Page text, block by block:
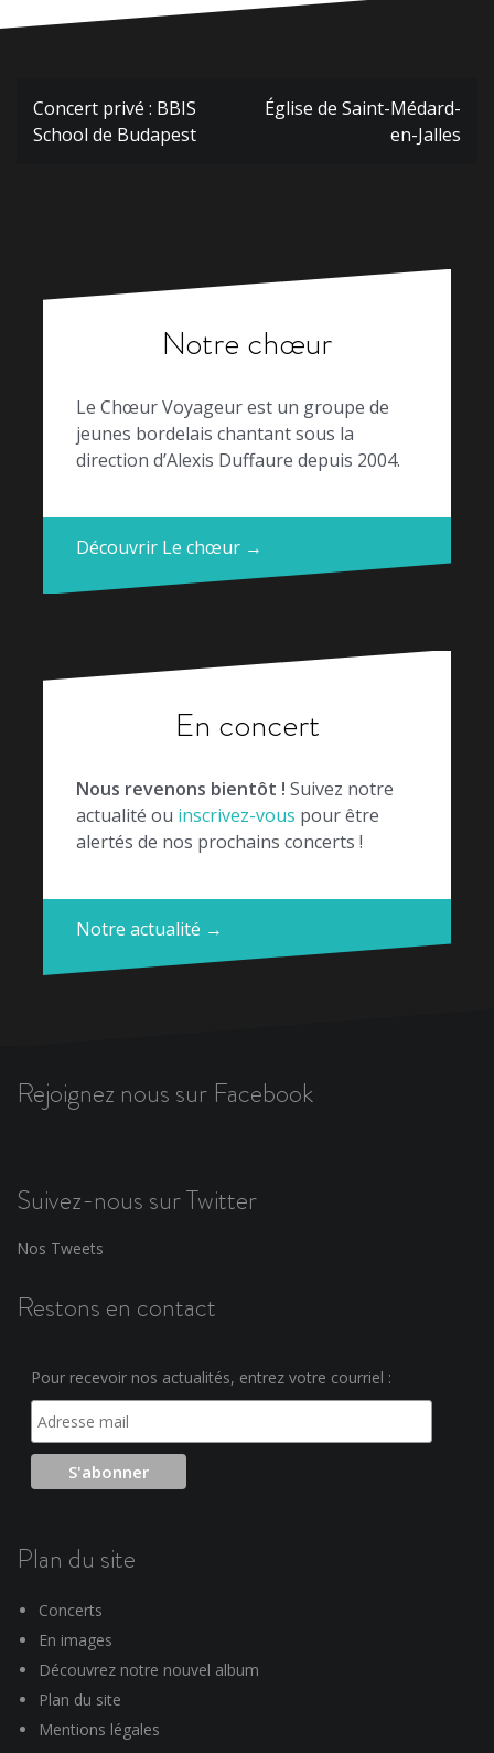
Navigation
de
Concert privé : BBIS
School de Budapest
Église de Saint-Médard-
en-Jalles
Notre chœur
Le Chœur Voyageur est un groupe de
jeunes bordelais chantant sous la
direction d’Alexis Duffaure depuis 2004.
Découvrir Le chœur →
En concert
Nous revenons bientôt ! Suivez notre
actualité ou inscrivez-vous pour être
alertés de nos prochains concerts !
Notre actualité →
Rejoignez nous sur Facebook
Suivez-nous sur Twitter
Nos Tweets
Restons en contact
Pour recevoir nos actualités, entrez votre courriel :
Plan du site
Concerts
En images
Découvrez notre nouvel album
Plan du site
Mentions légales